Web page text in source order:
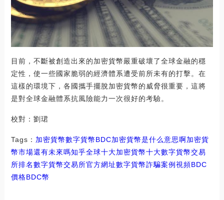
目前，不斷被創造出來的加密貨幣嚴重破壞了全球金融的穩
定性，使一些國家脆弱的經濟體系遭受前所未有的打擊。在
這樣的環境下，各國攜手擺脫加密貨幣的威脅很重要，這將
是對全球金融體系抗風險能力一次很好的考驗。
校對：劉珺
Tags： 加密貨幣數字貨幣BDC加密貨幣是什么意思啊加密貨
幣市場還有未來嗎知乎全球十大加密貨幣十大數字貨幣交易
所排名數字貨幣交易所官方網址數字貨幣詐騙案例視頻BDC
價格BDC幣